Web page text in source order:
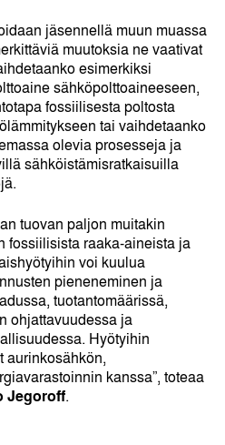
jäsennellä muun muassa
muutoksia ne vaativat
esimerkiksi
sähköpolttoaineeseen,
fossiilisesta poltosta
tai vaihdetaanko
olevia prosesseja ja
sähköistämisratkaisuilla
tuovan paljon muitakin
fossiilisista raaka-aineista ja
voi kuulua
pieneneminen ja
tuotantomäärissä,
ohjattavuudessa ja
Hyötyihin
aurinkosähkön,
kanssa”, toteaa
Jegoroff.